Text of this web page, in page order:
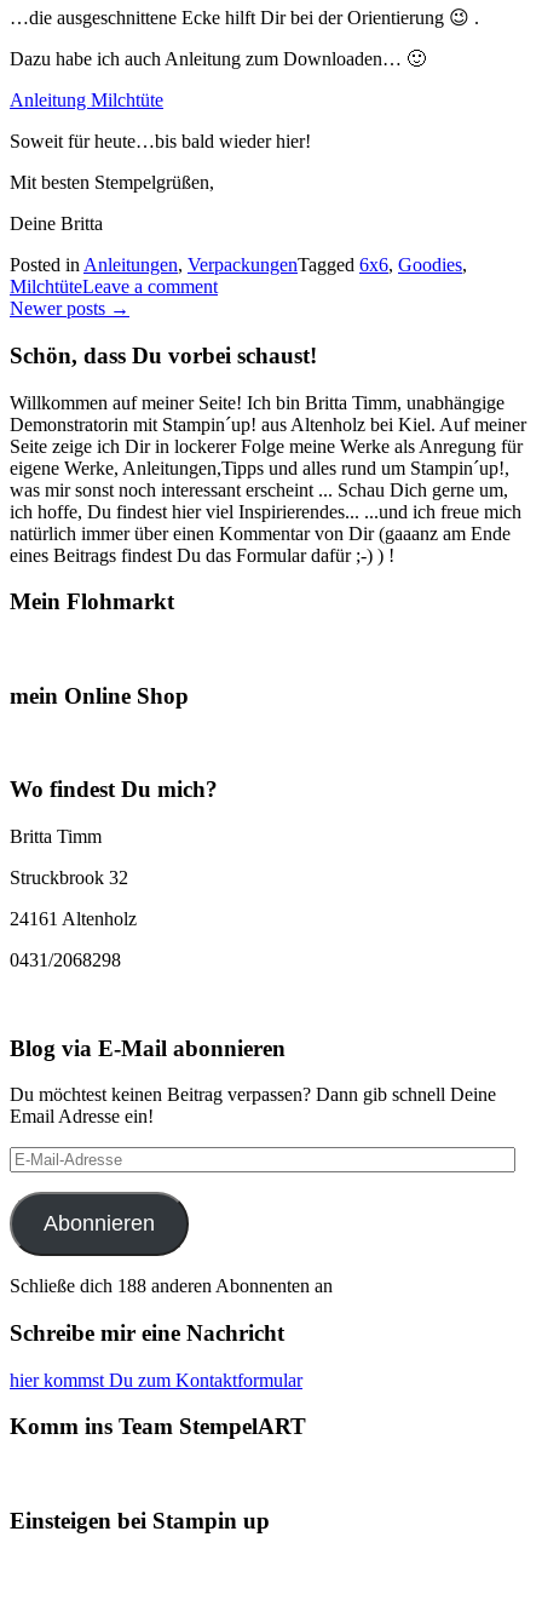
…die ausgeschnittene Ecke hilft Dir bei der Orientierung 😉 .
Dazu habe ich auch Anleitung zum Downloaden… 🙂
Anleitung Milchtüte
Soweit für heute…bis bald wieder hier!
Mit besten Stempelgrüßen,
Deine Britta
Posted in Anleitungen, VerpackungenTagged 6x6, Goodies,
MilchtüteLeave a comment
Posts
Newer posts →
Schön, dass Du vorbei schaust!
Willkommen auf meiner Seite! Ich bin Britta Timm, unabhängige
Demonstratorin mit Stampin´up! aus Altenholz bei Kiel. Auf meiner
Seite zeige ich Dir in lockerer Folge meine Werke als Anregung für
eigene Werke, Anleitungen,Tipps und alles rund um Stampin´up!,
was mir sonst noch interessant erscheint ... Schau Dich gerne um,
ich hoffe, Du findest hier viel Inspirierendes... ...und ich freue mich
natürlich immer über einen Kommentar von Dir (gaaanz am Ende
eines Beitrags findest Du das Formular dafür ;-) ) !
Mein Flohmarkt
mein Online Shop
Wo findest Du mich?
Britta Timm
Struckbrook 32
24161 Altenholz
0431/2068298
Blog via E-Mail abonnieren
Du möchtest keinen Beitrag verpassen? Dann gib schnell Deine
Email Adresse ein!
E-
Mail-
Adresse
Abonnieren
Schließe dich 188 anderen Abonnenten an
Schreibe mir eine Nachricht
hier kommst Du zum Kontaktformular
Komm ins Team StempelART
Einsteigen bei Stampin up